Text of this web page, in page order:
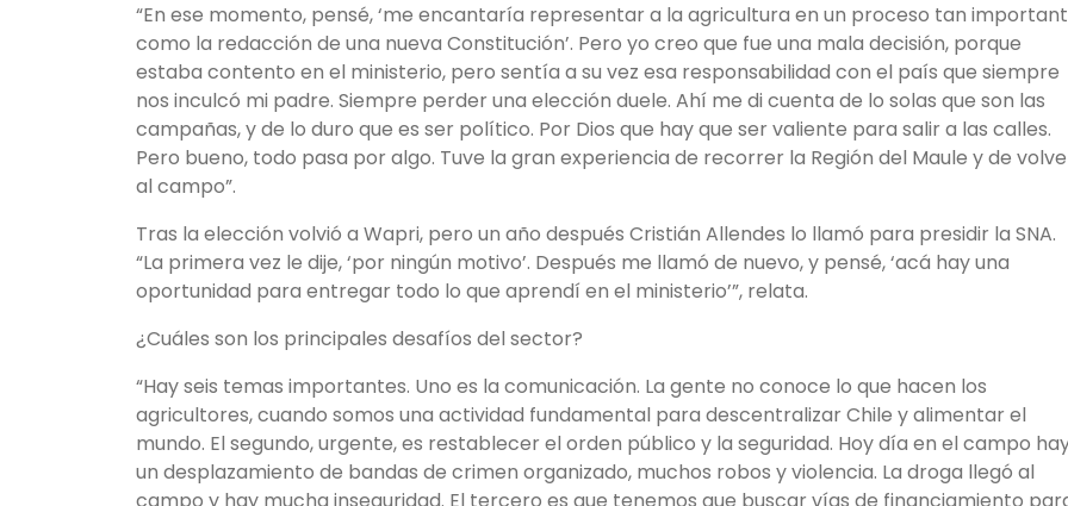
“En ese momento, pensé, ‘me encantaría representar a la agricultura en un proceso tan
como la redacción de una nueva Constitución’. Pero yo creo que fue una mala decisión, porque
estaba contento en el ministerio, pero sentía a su vez esa responsabilidad con el país que siempre
nos inculcó mi padre. Siempre perder una elección duele. Ahí me di cuenta de lo solas que son las
campañas, y de lo duro que es ser político. Por Dios que hay que ser valiente para salir a las calles.
Pero bueno, todo pasa por algo. Tuve la gran experiencia de recorrer la Región del Maule y de
al campo”.
Tras la elección volvió a Wapri, pero un año después Cristián Allendes lo llamó para presidir la SNA.
“La primera vez le dije, ‘por ningún motivo’. Después me llamó de nuevo, y pensé, ‘acá hay una
oportunidad para entregar todo lo que aprendí en el ministerio’”, relata.
¿Cuáles son los principales desafíos del sector?
“Hay seis temas importantes. Uno es la comunicación. La gente no conoce lo que hacen los
agricultores, cuando somos una actividad fundamental para descentralizar Chile y alimentar el
mundo. El segundo, urgente, es restablecer el orden público y la seguridad. Hoy día en el campo
un desplazamiento de bandas de crimen organizado, muchos robos y violencia. La droga llegó al